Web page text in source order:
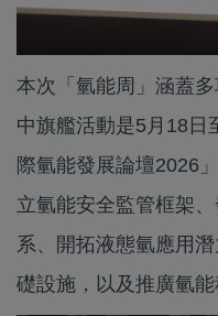
本次「氫能周」涵蓋
中旗艦活動是5月18日
際氫能發展論壇2026
立氫能安全監管框架
系、開拓液態氫應用
礎設施，以及推廣氫能